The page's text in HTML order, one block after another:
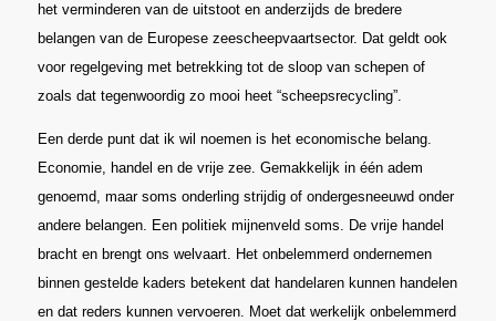
het verminderen van de uitstoot en anderzijds de bredere
belangen van de Europese zeescheepvaartsector. Dat geldt ook
voor regelgeving met betrekking tot de sloop van schepen of
zoals dat tegenwoordig zo mooi heet “scheepsrecycling”.
Een derde punt dat ik wil noemen is het economische belang.
Economie, handel en de vrije zee. Gemakkelijk in één adem
genoemd, maar soms onderling strijdig of ondergesneeuwd onder
andere belangen. Een politiek mijnenveld soms. De vrije handel
bracht en brengt ons welvaart. Het onbelemmerd ondernemen
binnen gestelde kaders betekent dat handelaren kunnen handelen
en dat reders kunnen vervoeren. Moet dat werkelijk onbelemmerd